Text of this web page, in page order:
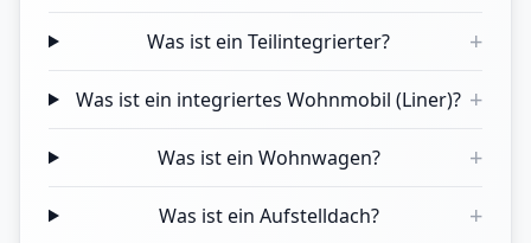
Was ist ein Teilintegrierter? +
Was ist ein integriertes Wohnmobil (Liner)? +
Was ist ein Wohnwagen? +
Was ist ein Aufstelldach? +